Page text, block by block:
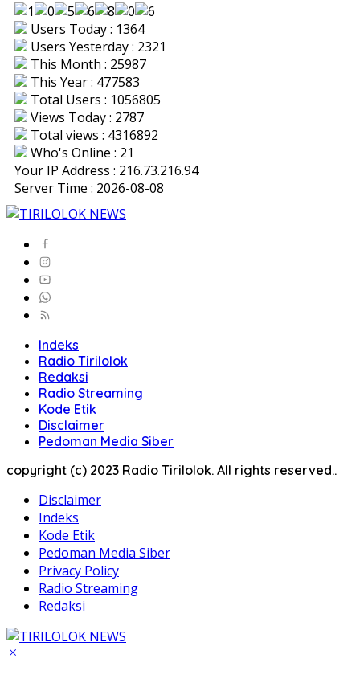
Users Today : 1364
Users Yesterday : 2321
This Month : 25987
This Year : 477583
Total Users : 1056805
Views Today : 2787
Total views : 4316892
Who's Online : 21
Your IP Address : 216.73.216.94
Server Time : 2026-08-08
Indeks
Radio Tirilolok
Redaksi
Radio Streaming
Kode Etik
Disclaimer
Pedoman Media Siber
copyright (c) 2023 Radio Tirilolok. All rights reserved..
Disclaimer
Indeks
Kode Etik
Pedoman Media Siber
Privacy Policy
Radio Streaming
Redaksi